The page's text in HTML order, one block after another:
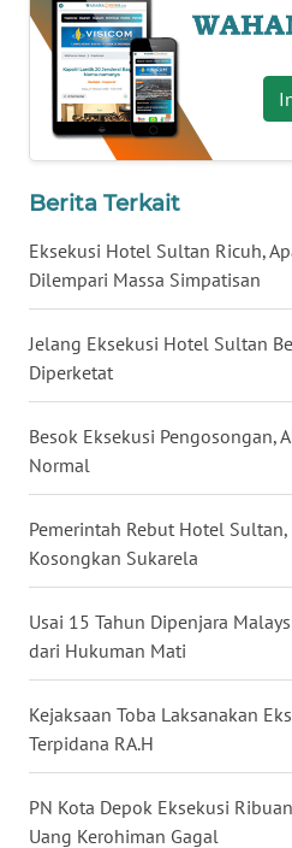
Berita Terkait
Eksekusi Hotel Sultan Ricuh,
Dilempari Massa Simpatisan
Jelang Eksekusi Hotel Sultan
Diperketat
Besok Eksekusi Pengosongan,
Normal
Pemerintah Rebut Hotel
Kosongkan Sukarela
Usai 15 Tahun Dipenjara
dari Hukuman Mati
Kejaksaan Toba Laksanakan
Terpidana RA.H
PN Kota Depok Eksekusi
Uang Kerohiman Gagal
SULTRA
WN
NTB
WN
SULTENG
WN
SULBAR
WN
BABEL
WN
SUMBAR
WN
SUMSEL
WN
BENGKULU
LAMPUNG
JATENG